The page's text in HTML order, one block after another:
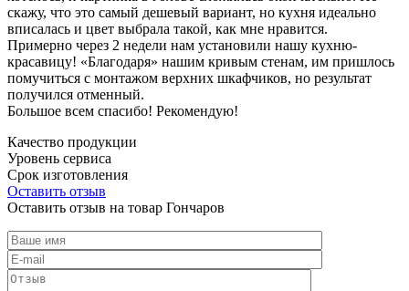
скажу, что это самый дешевый вариант, но кухня идеально
вписалась и цвет выбрала такой, как мне нравится.
Примерно через 2 недели нам установили нашу кухню-
красавицу! «Благодаря» нашим кривым стенам, им пришлось
помучиться с монтажом верхних шкафчиков, но результат
получился отменный.
Большое всем спасибо! Рекомендую!
Качество продукции
Уровень сервиса
Срок изготовления
Оставить отзыв
Оставить отзыв на товар Гончаров